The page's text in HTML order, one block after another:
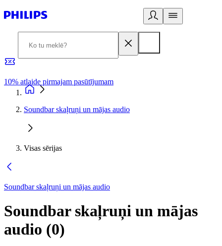
10% atlaide pirmajam pasūtījumam
Soundbar skaļruņi un mājas audio
Visas sērijas
Soundbar skaļruņi un mājas audio
Soundbar skaļruņi un mājas
audio (0)